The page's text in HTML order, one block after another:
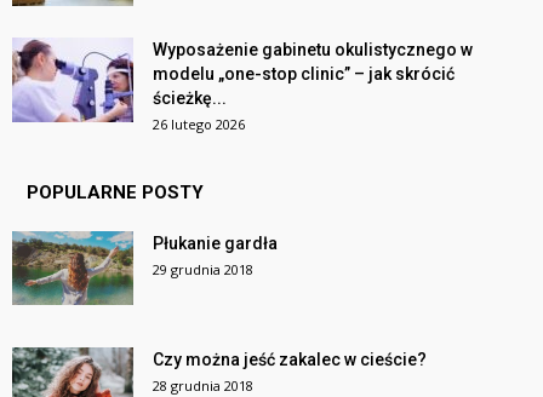
Wyposażenie gabinetu okulistycznego w
modelu „one-stop clinic” – jak skrócić
ścieżkę...
26 lutego 2026
POPULARNE POSTY
Płukanie gardła
29 grudnia 2018
Czy można jeść zakalec w cieście?
28 grudnia 2018